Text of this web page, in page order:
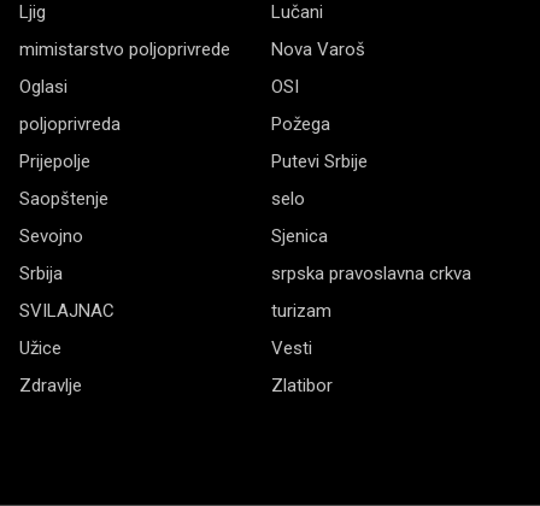
Ljig
Lučani
mimistarstvo poljoprivrede
Nova Varoš
Oglasi
OSI
poljoprivreda
Požega
Prijepolje
Putevi Srbije
Saopštenje
selo
Sevojno
Sjenica
Srbija
srpska pravoslavna crkva
SVILAJNAC
turizam
Užice
Vesti
Zdravlje
Zlatibor